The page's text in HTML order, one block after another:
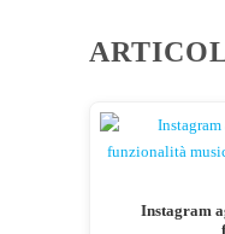
Instagram